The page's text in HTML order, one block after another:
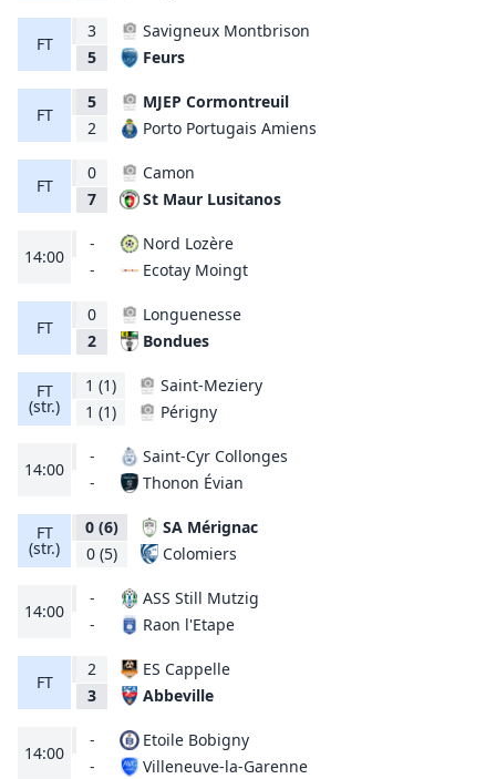
FT
3
5
Savigneux Montbrison
Feurs
FT
5
2
MJEP Cormontreuil
Porto Portugais Amiens
FT
0
7
Camon
St Maur Lusitanos
14:00
-
-
Nord Lozère
Ecotay Moingt
FT
0
2
Longuenesse
Bondues
FT
(str.)
1 (1)
1 (1)
Saint-Meziery
Périgny
14:00
-
-
Saint-Cyr Collonges
Thonon Évian
FT
(str.)
0 (6)
0 (5)
SA Mérignac
Colomiers
14:00
-
-
ASS Still Mutzig
Raon l'Etape
FT
2
3
ES Cappelle
Abbeville
14:00
-
-
Etoile Bobigny
Villeneuve-la-Garenne